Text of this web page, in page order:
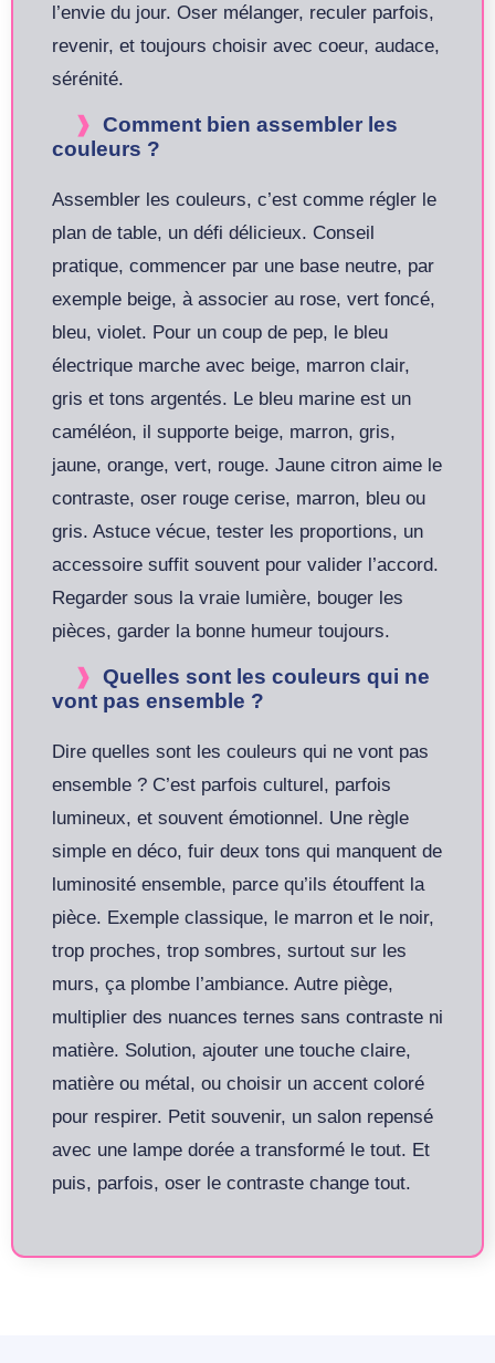
l’envie du jour. Oser mélanger, reculer parfois,
revenir, et toujours choisir avec coeur, audace,
sérénité.
Comment bien assembler les
couleurs ?
Assembler les couleurs, c’est comme régler le
plan de table, un défi délicieux. Conseil
pratique, commencer par une base neutre, par
exemple beige, à associer au rose, vert foncé,
bleu, violet. Pour un coup de pep, le bleu
électrique marche avec beige, marron clair,
gris et tons argentés. Le bleu marine est un
caméléon, il supporte beige, marron, gris,
jaune, orange, vert, rouge. Jaune citron aime le
contraste, oser rouge cerise, marron, bleu ou
gris. Astuce vécue, tester les proportions, un
accessoire suffit souvent pour valider l’accord.
Regarder sous la vraie lumière, bouger les
pièces, garder la bonne humeur toujours.
Quelles sont les couleurs qui ne
vont pas ensemble ?
Dire quelles sont les couleurs qui ne vont pas
ensemble ? C’est parfois culturel, parfois
lumineux, et souvent émotionnel. Une règle
simple en déco, fuir deux tons qui manquent de
luminosité ensemble, parce qu’ils étouffent la
pièce. Exemple classique, le marron et le noir,
trop proches, trop sombres, surtout sur les
murs, ça plombe l’ambiance. Autre piège,
multiplier des nuances ternes sans contraste ni
matière. Solution, ajouter une touche claire,
matière ou métal, ou choisir un accent coloré
pour respirer. Petit souvenir, un salon repensé
avec une lampe dorée a transformé le tout. Et
puis, parfois, oser le contraste change tout.